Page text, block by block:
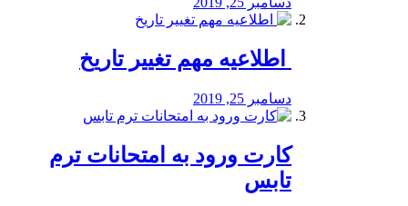
️ اطلاعیه مهم تغییر تاریخ
دسامبر 25, 2019
کارت ورود به امتحانات ترم
تابس